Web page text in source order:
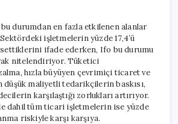
durumdan en fazla etkilenen alanlar
işletmelerin yüzde 17,4’ü
ifade ederken, Ifo bu durumu
nitelendiriyor. Tüketici
hızla büyüyen çevrimiçi ticaret ve
düşük maliyetli tedarikçilerin baskısı,
karşılaştığı zorlukları artırıyor.
dahil tüm ticari işletmelerin ise yüzde
riskiyle karşı karşıya.